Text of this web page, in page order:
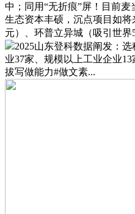
中；同用“无折痕”屏！目前麦
生态资本丰硕，沉点项目如
元）、环普立异城（吸引世界
2025山东登科数据阐发：
业37家、规模以上工业企业
拔写做能力#做文素...